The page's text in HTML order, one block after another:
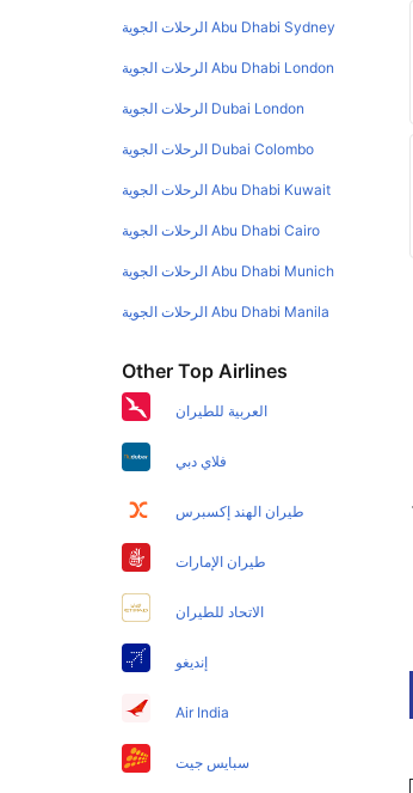
Abu Dhabi Sydney الرحلات الجوية
Abu Dhabi London الرحلات الجوية
Dubai London الرحلات الجوية
Dubai Colombo الرحلات الجوية
Abu Dhabi Kuwait الرحلات الجوية
Abu Dhabi Cairo الرحلات الجوية
Abu Dhabi Munich الرحلات الجوية
Abu Dhabi Manila الرحلات الجوية
Other Top Airlines
العربية للطيران
فلاي دبي
طيران الهند إكسبرس
طيران الإمارات
الاتحاد للطيران
إنديغو
Air India
سبايس جيت